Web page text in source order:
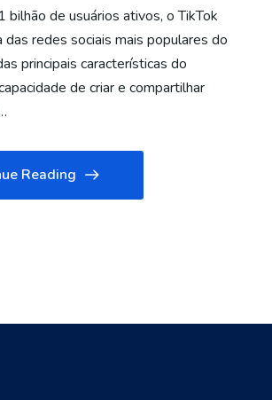
bilhão de usuários ativos, o TikTok
das redes sociais mais populares do
principais características do
de criar e compartilhar
Reading